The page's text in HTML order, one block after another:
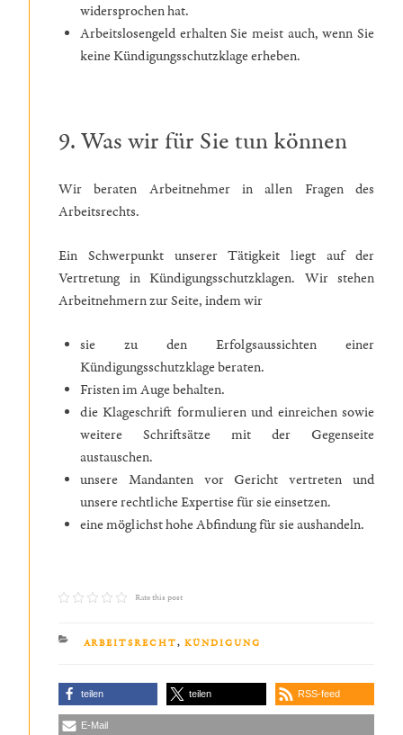
widersprochen hat.
Arbeitslosengeld erhalten Sie meist auch, wenn Sie
keine Kündigungsschutzklage erheben.
9. Was wir für Sie tun können
Wir beraten Arbeitnehmer in allen Fragen des
Arbeitsrechts.
Ein Schwerpunkt unserer Tätigkeit liegt auf der
Vertretung in Kündigungsschutzklagen. Wir stehen
Arbeitnehmern zur Seite, indem wir
sie zu den Erfolgsaussichten einer
Kündigungsschutzklage beraten.
Fristen im Auge behalten.
die Klageschrift formulieren und einreichen sowie
weitere Schriftsätze mit der Gegenseite
austauschen.
unsere Mandanten vor Gericht vertreten und
unsere rechtliche Expertise für sie einsetzen.
eine möglichst hohe Abfindung für sie aushandeln.
Rate this post
KATEGORIEN
ARBEITSRECHT, KÜNDIGUNG
teilen teilen RSS-feed
E-Mail